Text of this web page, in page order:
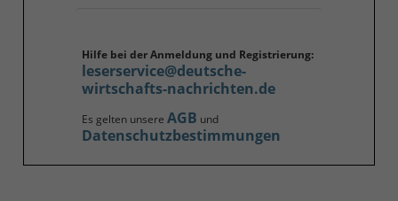
Hilfe bei der Anmeldung und Registrierung:
leserservice@deutsche-
wirtschafts-nachrichten.de
Es gelten unsere AGB und
Datenschutzbestimmungen